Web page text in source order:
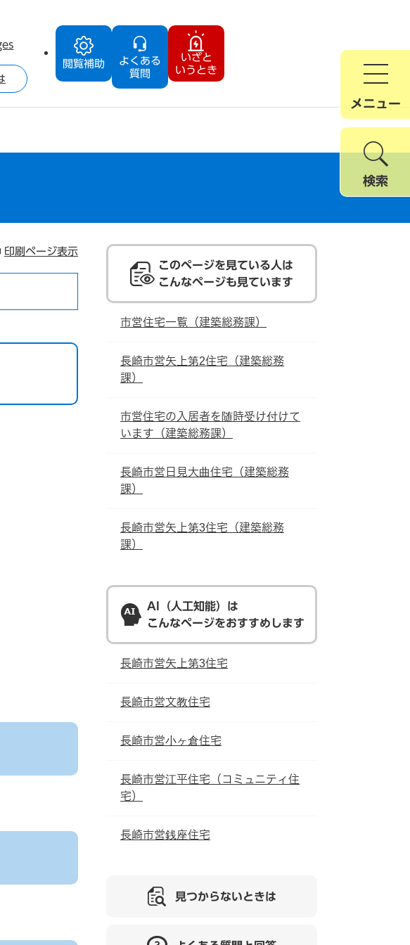
閲覧補助
よくある
質問
いざと
いうとき
メニュー
検索
印刷ページ表示
このページを見ている人は
こんなページも見ています
市営住宅一覧（建築総務課）
長崎市営矢上第2住宅（建築総務
課）
市営住宅の入居者を随時受け付けて
います（建築総務課）
長崎市営日見大曲住宅（建築総務
課）
長崎市営矢上第3住宅（建築総務
課）
AI（人工知能）は
こんなページをおすすめします
長崎市営矢上第3住宅
長崎市営文教住宅
長崎市営小ヶ倉住宅
長崎市営江平住宅（コミュニティ住
宅）
長崎市営銭座住宅
見つからないときは